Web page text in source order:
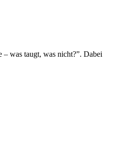
was taugt, was nicht?”. Dabei